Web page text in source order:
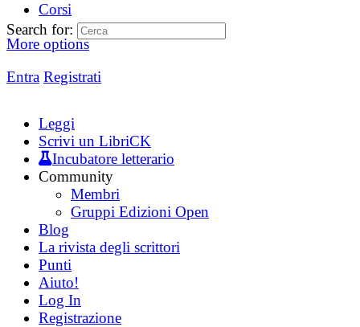
Corsi
More options
Entra Registrati
Search for:
Leggi
Scrivi un LibriCK
Incubatore letterario
Community
Membri
Gruppi Edizioni Open
Blog
La rivista degli scrittori
Punti
Aiuto!
Log In
Registrazione